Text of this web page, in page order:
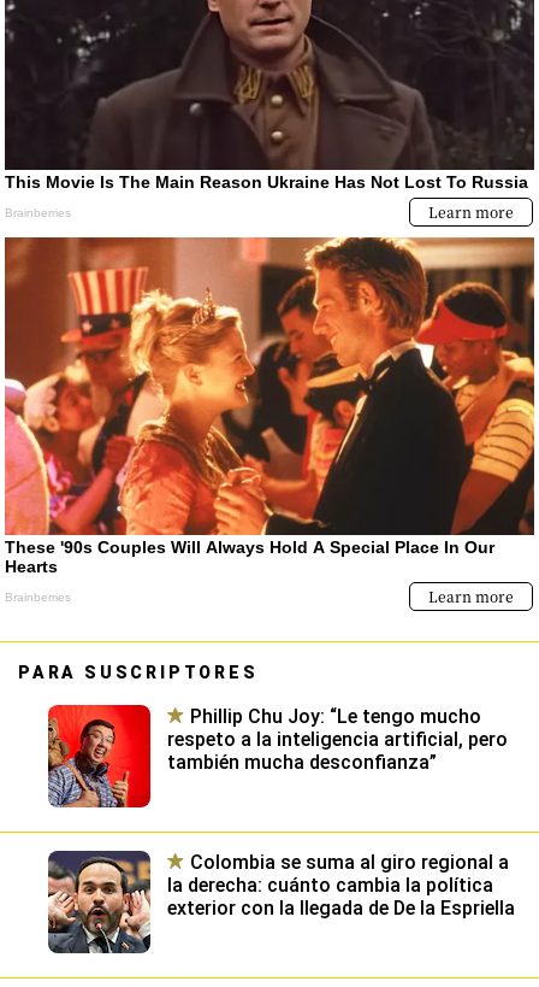
PARA SUSCRIPTORES
Phillip Chu Joy: “Le tengo mucho
respeto a la inteligencia artificial, pero
también mucha desconfianza”
Colombia se suma al giro regional a
la derecha: cuánto cambia la política
exterior con la llegada de De la Espriella